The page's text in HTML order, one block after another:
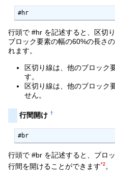
#hr
行頭で #hr を記述すると、区切
ブロック要素の幅の60%の長さ
れます。
区切り線は、他のブロック
す。
区切り線は、他のブロック
せん。
行間開け †
#br
行頭で #br を記述すると、ブロ
行間を開けることができます*2 。